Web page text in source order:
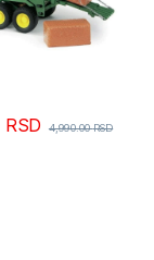
RSD 4,990.00RSD